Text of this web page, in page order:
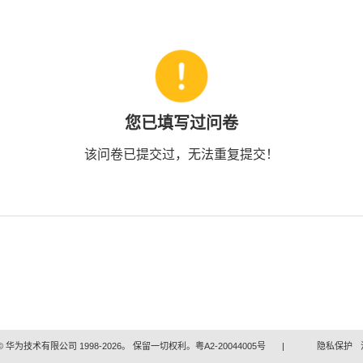
您已填写过问卷
该问卷已提交过，无法重复提交！
华为技术有限公司 1998-2026。 保留一切权利。粤A2-20044005号 | 隐私保护